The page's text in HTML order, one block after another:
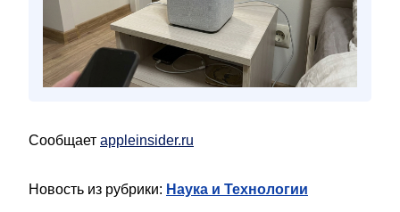
Сообщает appleinsider.ru
Новость из рубрики: Наука и Технологии